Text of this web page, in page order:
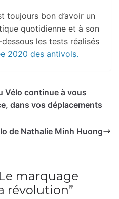
toujours bon d’avoir un
quotidienne et à son
les tests réalisés
2020 des antivols.
Vélo continue à vous
dans vos déplacements
de Nathalie Minh Huong
Le marquage
révolution”